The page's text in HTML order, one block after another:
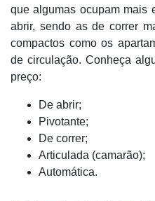
que algumas ocupam mais
abrir, sendo as de correr
compactos como os
de circulação. Conheça
preço:
De abrir;
Pivotante;
De correr;
Articulada (camarão);
Automática.